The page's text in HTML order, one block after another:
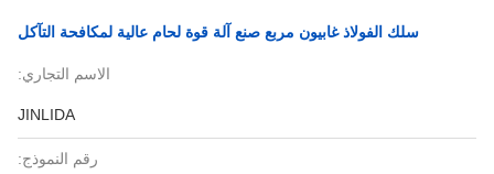
سلك الفولاذ غابيون مربع صنع آلة قوة لحام عالية لمكافحة التآكل
الاسم التجاري:
JINLIDA
رقم النموذج: